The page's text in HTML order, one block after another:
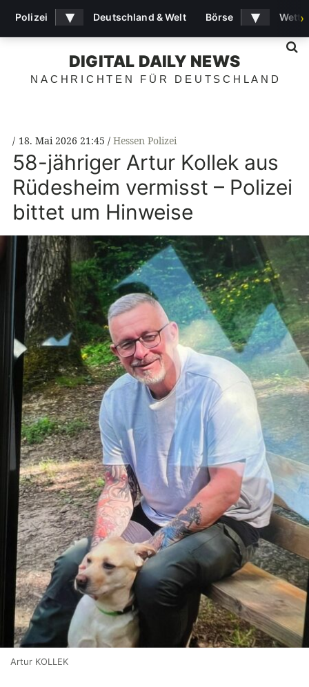
DIGITAL DAILY NEWS
NACHRICHTEN FÜR DEUTSCHLAND
18. Mai 2026 21:45 Hessen Polizei
58-jähriger Artur Kollek aus
Rüdesheim vermisst – Polizei
bittet um Hinweise
Artur KOLLEK
Polizei ▾ Deutschland & Welt Börse ▾ ›